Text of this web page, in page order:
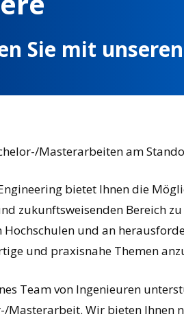
Sie mit unseren
Masterarbeiten am
bietet Ihnen die
zukunftsweisenden Bereich
und an
und praxisnahe Themen
Team von Ingenieuren
Masterarbeit. Wir bieten Ihnen